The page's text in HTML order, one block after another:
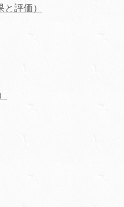
評価）